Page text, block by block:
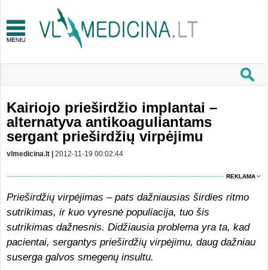
Kairiojo prieširdžio implantai –
alternatyva antikoaguliantams
sergant prieširdžių virpėjimu
vlmedicina.lt | 2012-11-19 00:02:44
REKLAMA
Prieširdžių virpėjimas – pats dažniausias širdies ritmo
sutrikimas, ir kuo vyresnė populiacija, tuo šis
sutrikimas dažnesnis. Didžiausia problema yra ta, kad
pacientai, sergantys prieširdžių virpėjimu, daug dažniau
suserga galvos smegenų insultu.